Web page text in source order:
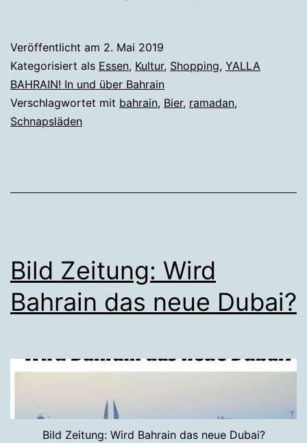
Veröffentlicht am 2. Mai 2019
Kategorisiert als Essen, Kultur, Shopping, YALLA
BAHRAIN! In und über Bahrain
Verschlagwortet mit bahrain, Bier, ramadan,
Schnapsläden
Bild Zeitung: Wird
Bahrain das neue Dubai?
Bild Zeitung: Wird Bahrain das neue Dubai?